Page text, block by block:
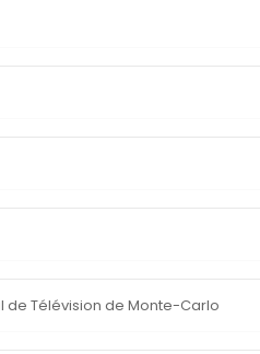
de Télévision de Monte-Carlo